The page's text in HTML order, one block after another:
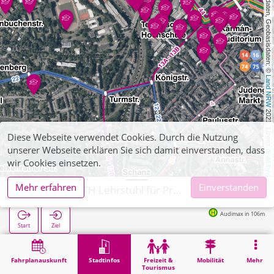
, Kartendaten, Geobasisdaten: ©
Land NRW
2021, Lizenz
dl-de/by-2-0
Fahrplanauskunft Stadtinfos
Freizeit &
Tourismus
Mobilität Mehr
Start Ziel
Audimax in 106m
Stadtinfos Hochschul-Institute Aachen, RWTH Lehrstuhl für Prozessleittechnik
Diese Webseite verwendet Cookies. Durch die Nutzung
unserer Webseite erklären Sie sich damit einverstanden, dass
wir Cookies einsetzen.
Mehr erfahren
Einverstanden